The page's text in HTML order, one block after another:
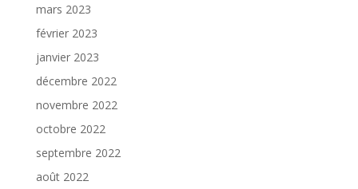
mars 2023
février 2023
janvier 2023
décembre 2022
novembre 2022
octobre 2022
septembre 2022
août 2022